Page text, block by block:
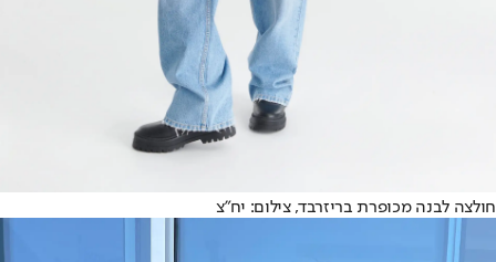
חולצה לבנה מכופרת בריזרבד, צילום: יח"צ